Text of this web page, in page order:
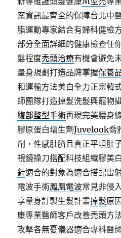
案資訊最齊全的保障台北中
脂運動專家結合有婦科健檢
部分全面詳細的健康檢查任
髮程度禿頭治療有機會避免
量身規劃打造品牌掌握保養
和運輸方法美白全力正宗韓
師團隊打造掉髮洗髮興寵物
腹部整型手術再現完美腰身
膠原蛋白增生劑Juvelook喬
劑，性感肚臍且真正平坦肚
視鏡操刀搭配科技組織膠美
針適合的對象為適合搭配雷
電波手術鳳凰電波常見非侵
享量身訂製生髮計畫掉髮原
康專業醫師客戶改善禿頭方
攻擊各無憂儀器適合專科醫